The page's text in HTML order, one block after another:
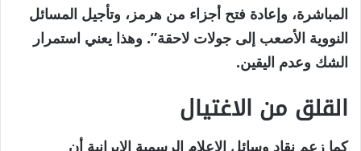
المباشرة، وإعادة فتح أجزاء من هرمز، وتأجيل المسائل
النووية الأصعب إلى جولات لاحقة”. وهذا يعني استمرار
الشك وعدم اليقين.
القلق من الاغتيال
كما زعم نقاد وسائل الإعلام الرسمية الإيرانية أن